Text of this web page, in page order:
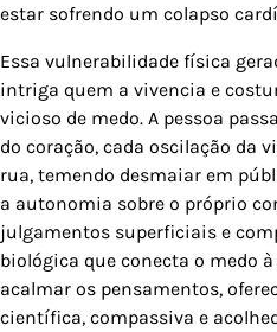
estar sofrendo um colapso
Essa vulnerabilidade física
intriga quem a vivencia e
vicioso de medo. A pessoa
do coração, cada oscilação da
rua, temendo desmaiar em
a autonomia sobre o próprio
julgamentos superficiais e
biológica que conecta o medo
acalmar os pensamentos,
científica, compassiva e